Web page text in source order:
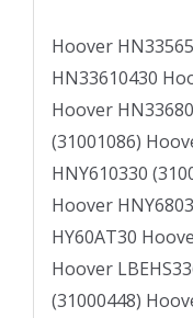
Hoover
HN33610430
Hoover
(31001086)
HNY610330
Hoover
HY60AT30
Hoover
(31000448)